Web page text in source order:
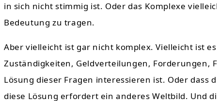
in sich nicht stimmig ist. Oder das Komplexe
Bedeutung zu tragen.
Aber vielleicht ist gar nicht komplex. Vielleicht ist
Zuständigkeiten, Geldverteilungen, Forderungen,
Lösung dieser Fragen interessieren ist. Oder
diese Lösung erfordert ein anderes Weltbild. Und